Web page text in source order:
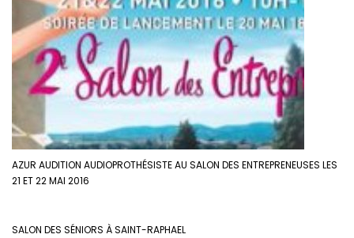
AZUR AUDITION AUDIOPROTHÉSISTE AU SALON DES ENTREPRENEUSES LES
21 ET 22 MAI 2016
SALON DES SÉNIORS À SAINT-RAPHAEL